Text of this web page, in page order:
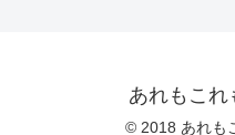
あれもこれ
© 2018 あれも